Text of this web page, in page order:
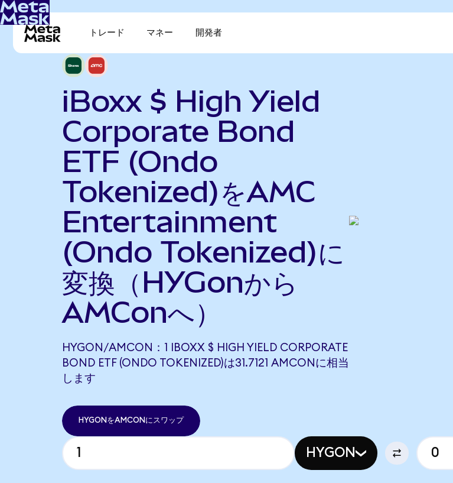
トレード マネー 開発者
iBoxx $ High Yield
Corporate Bond
ETF (Ondo
Tokenized)をAMC
Entertainment
(Ondo Tokenized)に
変換（HYGonから
AMConへ）
HYGON/AMCON：1 IBOXX $ HIGH YIELD CORPORATE
BOND ETF (ONDO TOKENIZED)は31.7121 AMCONに相当
します
HYGONをAMCONにスワップ
HYGON